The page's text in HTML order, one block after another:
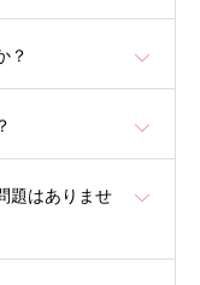
？
題はありませ